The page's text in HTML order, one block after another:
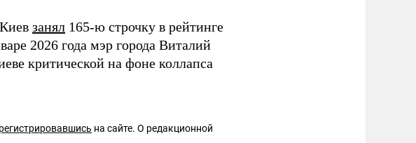
занял 165-ю строчку в рейтинге
2026 года мэр города Виталий
критической на фоне коллапса
на сайте. О редакционной